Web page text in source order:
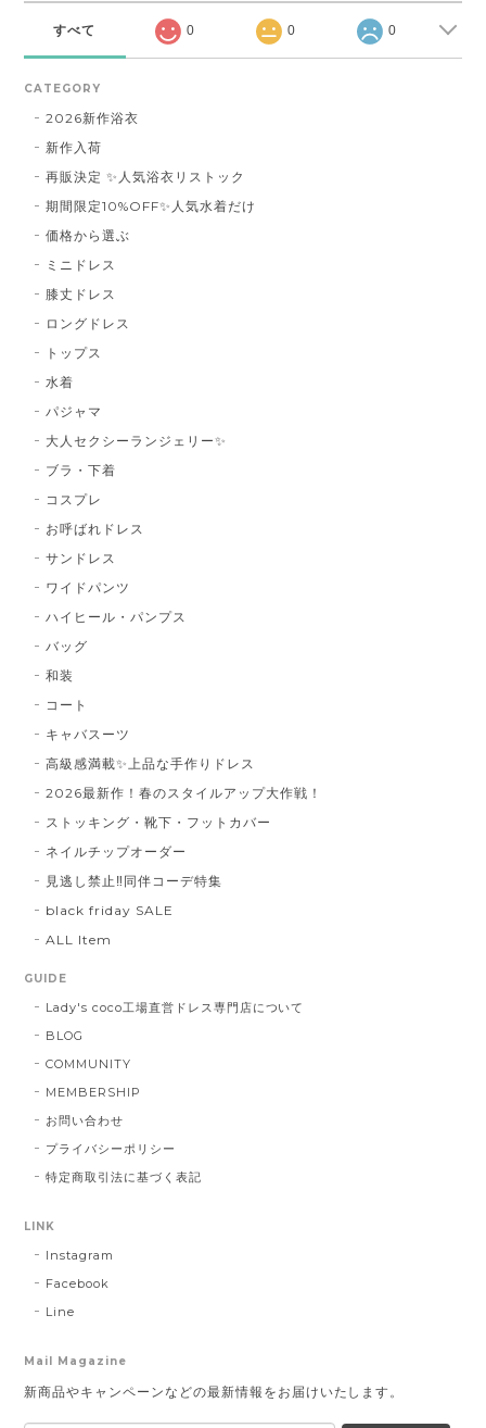
すべて 0 0 0
CATEGORY
2026新作浴衣
新作入荷
再販決定 ✨人気浴衣リストック
期間限定10%OFF✨人気水着だけ
価格から選ぶ
ミニドレス
膝丈ドレス
ロングドレス
トップス
水着
パジャマ
大人セクシーランジェリー✨
ブラ・下着
コスプレ
お呼ばれドレス
サンドレス
ワイドパンツ
ハイヒール・パンプス
バッグ
和装
コート
キャバスーツ
高級感満載✨上品な手作りドレス
2026最新作！春のスタイルアップ大作戦！
ストッキング・靴下・フットカバー
ネイルチップオーダー
見逃し禁止‼同伴コーデ特集
black friday SALE
ALL Item
GUIDE
Lady's coco工場直営ドレス専門店について
BLOG
COMMUNITY
MEMBERSHIP
お問い合わせ
プライバシーポリシー
特定商取引法に基づく表記
LINK
Instagram
Facebook
Line
Mail Magazine
新商品やキャンペーンなどの最新情報をお届けいたします。